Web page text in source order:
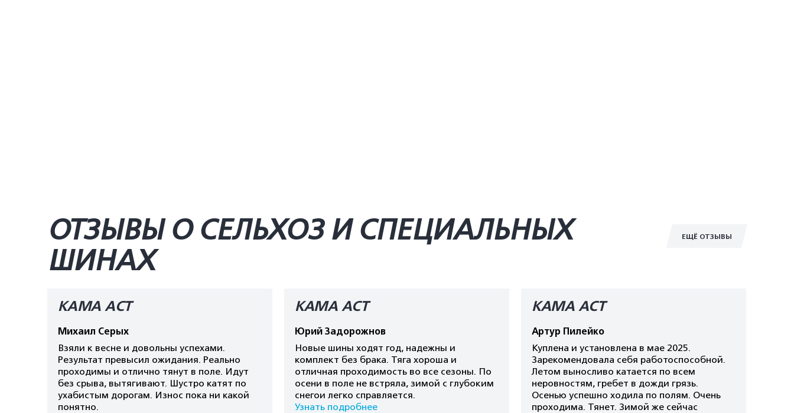
ЕЩЁ ОТЗЫВЫ
ОТЗЫВЫ О СЕЛЬХОЗ И СПЕЦИАЛЬНЫХ
ШИНАХ
КАМА AСT
Михаил Серых
Взяли к весне и довольны успехами.
Результат превысил ожидания. Реально
проходимы и отлично тянут в поле. Идут
без срыва, вытягивают. Шустро катят по
ухабистым дорогам. Износ пока ни какой
понятно.
КАМА AСT
Юрий Задорожнов
Новые шины ходят год, надежны и
комплект без брака. Тяга хороша и
отличная проходимость во все сезоны. По
осени в поле не встряла, зимой с глубоким
снегои легко справляется.
Узнать подробнее
КАМА AСT
Артур Пилейко
Куплена и установлена в мае 2025.
Зарекомендовала себя работоспособной.
Летом выносливо катается по всем
неровностям, гребет в дожди грязь.
Осенью успешно ходила по полям. Очень
проходима. Тянет. Зимой же сейчас